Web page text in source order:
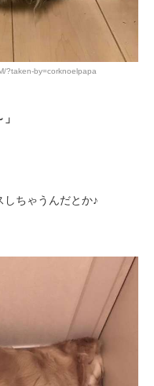
?taken-by=corknoelpapa
ちゃうんだとか♪
ド済みの方